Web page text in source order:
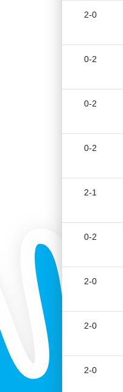
2-0
0-2
0-2
0-2
2-1
0-2
2-0
2-0
2-0